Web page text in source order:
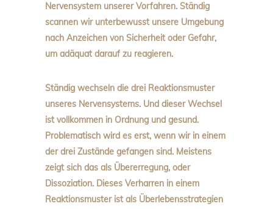
Nervensystem unserer Vorfahren. Ständig
scannen wir unterbewusst unsere Umgebung
nach Anzeichen von Sicherheit oder Gefahr,
um adäquat darauf zu reagieren.
Ständig wechseln die drei Reaktionsmuster
unseres Nervensystems. Und dieser Wechsel
ist vollkommen in Ordnung und gesund.
Problematisch wird es erst, wenn wir in einem
der drei Zustände gefangen sind. Meistens
zeigt sich das als Übererregung, oder
Dissoziation. Dieses Verharren in einem
Reaktionsmuster ist als Überlebensstrategien